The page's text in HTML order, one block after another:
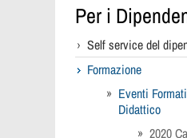
Per i
Self service del
Formazione
Eventi
Didattico
2020